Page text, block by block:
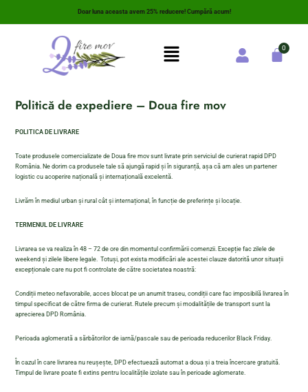
Doar luna aceasta avem 25% reducere! Cumpără acum!
Politică de expediere – Douafire mov
POLITICA DE LIVRARE
Toate produsele comercializate de Doua fire mov sunt livrate prin serviciul de curierat rapid DPD
România. Ne dorim ca produsele tale să ajungă rapid și în siguranță, așa că am ales un partener
logistic cu acoperire națională și internațională excelentă.
Livrăm în mediul urban și rural cât și internațional, în funcție de preferințe și locație.
TERMENUL DE LIVRARE
Livrarea se va realiza în 48 – 72 de ore din momentul confirmării comenzii. Excepție fac zilele de
weekend și zilele libere legale. Totuși, pot exista modificări ale acestei clauze datorită unor situații
excepționale care nu pot fi controlate de către societatea noastră:
Condiții meteo nefavorabile, acces blocat pe un anumit traseu, condiții care fac imposibilă livrarea în
timpul specificat de către firma de curierat. Rutele precum și modalitățile de transport sunt la
aprecierea DPD România.
Perioada aglomerată a sărbătorilor de iarnă/pascale sau de perioada reducerilor Black Friday.
În cazul în care livrarea nu reușește, DPD efectuează automat a doua și a treia încercare gratuită.
Timpul de livrare poate fi extins pentru localitățile izolate sau în perioade aglomerate.